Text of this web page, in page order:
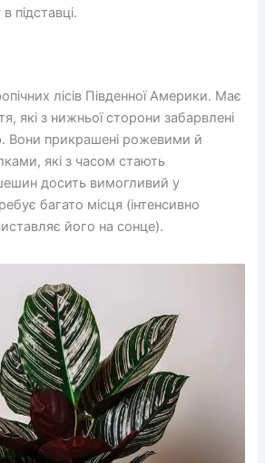
підставці.
лісів Південної Америки. Має
які з нижньої сторони забарвлені
Вони прикрашені рожевими й
які з часом стають
досить вимогливий у
багато місця (інтенсивно
його на сонце).